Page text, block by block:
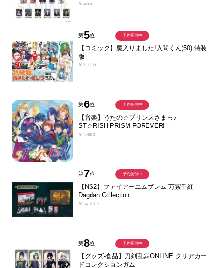
￥400
第5位
【コミック】魔入りました!入間くん(50) 特装
版
￥3,850
予約受付中
第6位
【音楽】うたの☆プリンスさまっ♪
ST☆RISH PRISM FOREVER!
￥1,650
予約受付中
第7位
【NS2】ファイアーエムブレム 万紫千紅
Dagdan Collection
￥14,979
予約受付中
第8位
【グッズ-食品】刀剣乱舞ONLINE クリアカー
ドコレクションガム
予約受付中